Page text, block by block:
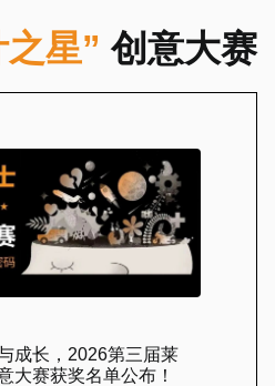
星” 创意大赛
成长，2026第三届莱
大赛获奖名单公布！